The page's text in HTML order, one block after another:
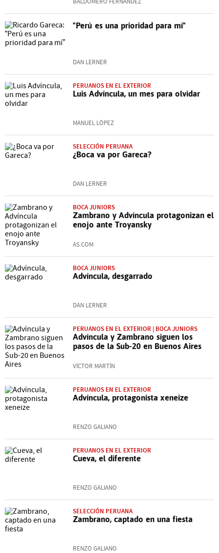
"Perú es una prioridad para mí"
DAN LERNER
PERUANOS EN EL EXTERIOR
Luis Advíncula, un mes para olvidar
MANUEL LÓPEZ
SELECCIÓN PERUANA
¿Boca va por Gareca?
DAN LERNER
BOCA JUNIORS
Zambrano y Advíncula protagonizan el
enojo ante Troyansky
AS.COM
BOCA JUNIORS
Advíncula, desgarrado
DAN LERNER
PERUANOS EN EL EXTERIOR | BOCA JUNIORS
Advíncula y Zambrano siguen los
pasos de la Sub-20 en Buenos Aires
VÍCTOR MARTÍN
PERUANOS EN EL EXTERIOR
Advíncula, protagonista xeneize
RENZO GALIANO
PERUANOS EN EL EXTERIOR
Cueva, el diferente
RENZO GALIANO
SELECCIÓN PERUANA
Zambrano, captado en una fiesta
RENZO GALIANO